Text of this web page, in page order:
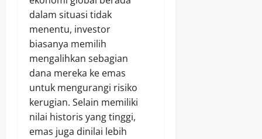
dalam situasi tidak
menentu, investor
biasanya memilih
mengalihkan sebagian
dana mereka ke emas
untuk mengurangi risiko
kerugian. Selain memiliki
nilai historis yang tinggi,
emas juga dinilai lebih